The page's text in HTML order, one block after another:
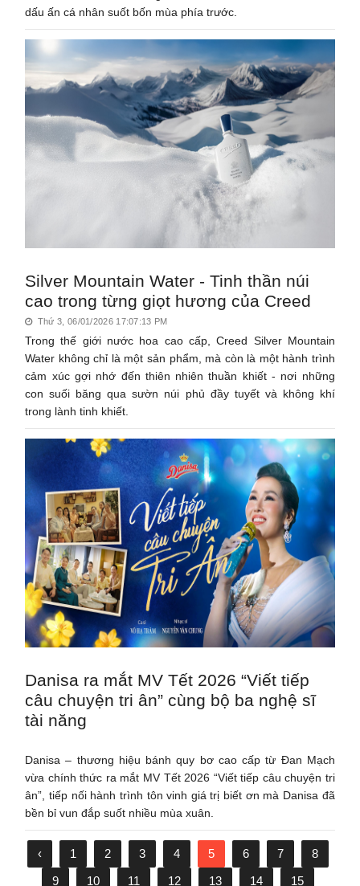
dấu ấn cá nhân suốt bốn mùa phía trước.
Silver Mountain Water - Tinh thần núi
cao trong từng giọt hương của Creed
Thứ 3, 06/01/2026 17:07:13 PM
Trong thế giới nước hoa cao cấp, Creed Silver Mountain
Water không chỉ là một sản phẩm, mà còn là một hành trình
cảm xúc gợi nhớ đến thiên nhiên thuần khiết - nơi những
con suối băng qua sườn núi phủ đầy tuyết và không khí
trong lành tinh khiết.
Danisa ra mắt MV Tết 2026 “Viết tiếp
câu chuyện tri ân” cùng bộ ba nghệ sĩ
tài năng
Danisa – thương hiệu bánh quy bơ cao cấp từ Đan Mạch
vừa chính thức ra mắt MV Tết 2026 “Viết tiếp câu chuyện tri
ân”, tiếp nối hành trình tôn vinh giá trị biết ơn mà Danisa đã
bền bỉ vun đắp suốt nhiều mùa xuân.
‹ 1 2 3 4 5 6 7
8
9
10 11 12 13 14
15